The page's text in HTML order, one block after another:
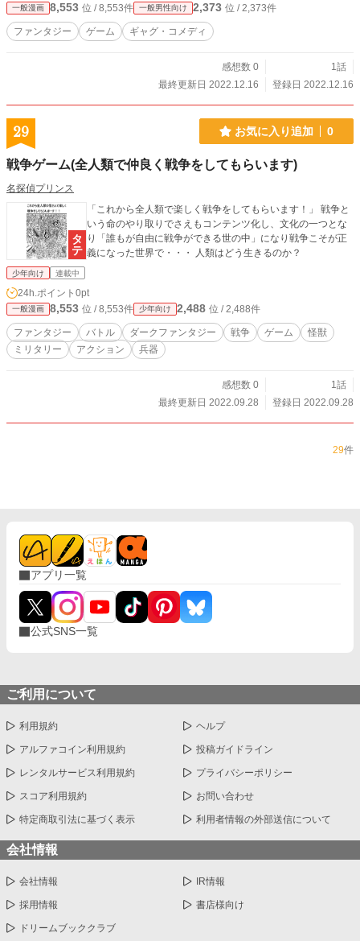
一般漫画 8,553 位 / 8,553件 一般男性向け 2,373 位 / 2,373件
ファンタジー ゲーム ギャグ・コメディ
感想数 0
1話
最終更新日 2022.12.16
登録日 2022.12.16
29 お気に入り追加 0
戦争ゲーム(全人類で仲良く戦争をしてもらいます)
名探偵プリンス
「これから全人類で楽しく戦争をしてもらいます！」 戦争と
いう命のやり取りでさえもコンテンツ化し、文化の一つとな
り「誰もが自由に戦争ができる世の中」になり戦争こそが正
義になった世界で・・・ 人類はどう生きるのか？
少年向け 連載中
24h.ポイント 0pt
一般漫画 8,553 位 / 8,553件 少年向け 2,488 位 / 2,488件
ファンタジー バトル ダークファンタジー 戦争 ゲーム
怪獣
ミリタリー
アクション 兵器
感想数 0
1話
最終更新日 2022.09.28
登録日 2022.09.28
29件
アプリ一覧
公式SNS一覧
ご利用について
利用規約 ヘルプ
アルファコイン利用規約 投稿ガイドライン
レンタルサービス利用規約 プライバシーポリシー
スコア利用規約 お問い合わせ
特定商取引法に基づく表示 利用者情報の外部送信について
会社情報
会社情報 IR情報
採用情報 書店様向け
ドリームブッククラブ